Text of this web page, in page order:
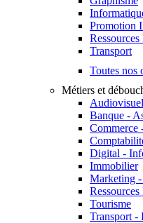
Promotion
Transport
Toutes nos
Métiers et
Audiovisuel
Banque -
Commerce
Digital -
Immobilier
Marketing
Tourisme
Transport -